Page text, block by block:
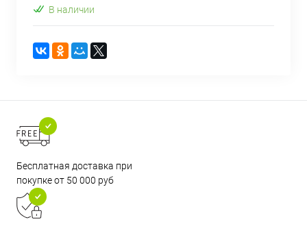
В наличии
Бесплатная доставка при
покупке от 50 000 руб